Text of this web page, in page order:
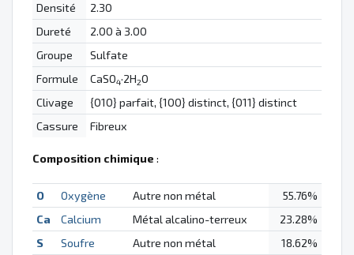
Densité
2.30
Dureté
2.00 à 3.00
Groupe
Sulfate
Formule
CaSO4·2H2O
Clivage
{010} parfait, {100} distinct, {011} distinct
Cassure
Fibreux
Composition chimique :
O Oxygène Autre non métal
55.76%
Ca
Calcium Métal alcalino-terreux
23.28%
S
Soufre Autre non métal 18.62%